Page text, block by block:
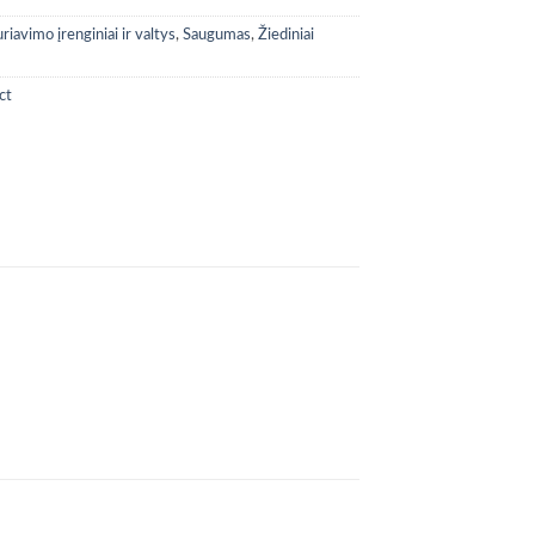
įrenginiai ir valtys, Saugumas, Žiediniai